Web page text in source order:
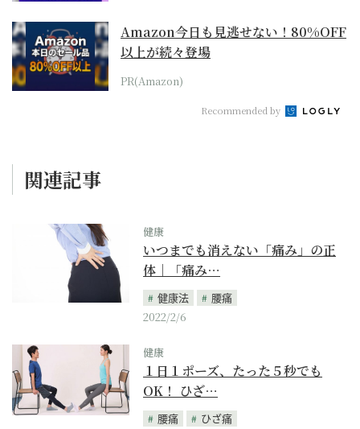
Amazon今日も見逃せない！80%OFF
以上が続々登場
PR(Amazon)
Recommended by
関連記事
健康
いつまでも消えない「痛み」の正
体｜「痛み…
健康法
腰痛
2022/2/6
健康
１日１ポーズ、たった５秒でも
OK！ ひざ…
腰痛
ひざ痛